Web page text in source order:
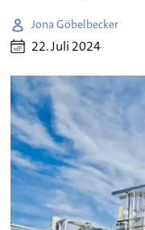
Jona Göbelbecker
22. Juli 2024